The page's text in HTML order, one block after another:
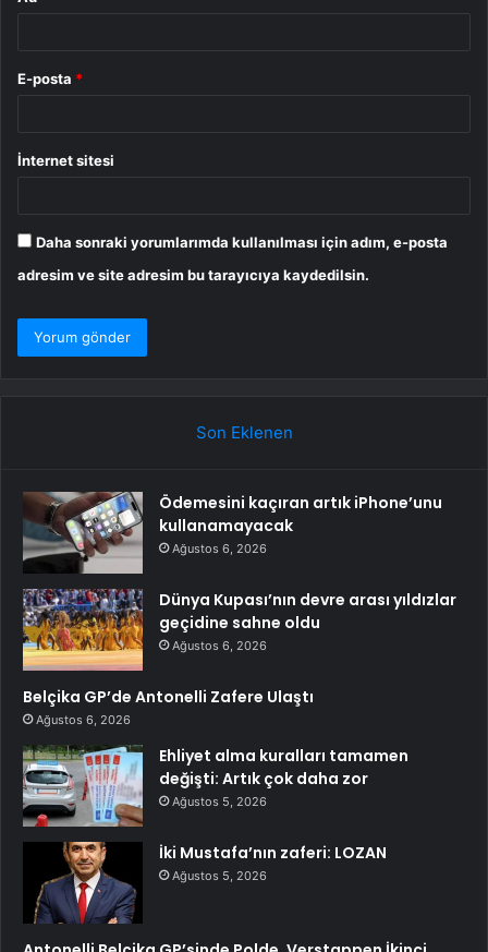
E-posta *
İnternet sitesi
Daha sonraki yorumlarımda kullanılması için adım, e-posta
adresim ve site adresim bu tarayıcıya kaydedilsin.
Son Eklenen
Ödemesini kaçıran artık iPhone’unu
kullanamayacak
Ağustos 6, 2026
Dünya Kupası’nın devre arası yıldızlar
geçidine sahne oldu
Ağustos 6, 2026
Belçika GP’de Antonelli Zafere Ulaştı
Ağustos 6, 2026
Ehliyet alma kuralları tamamen
değişti: Artık çok daha zor
Ağustos 5, 2026
İki Mustafa’nın zaferi: LOZAN
Ağustos 5, 2026